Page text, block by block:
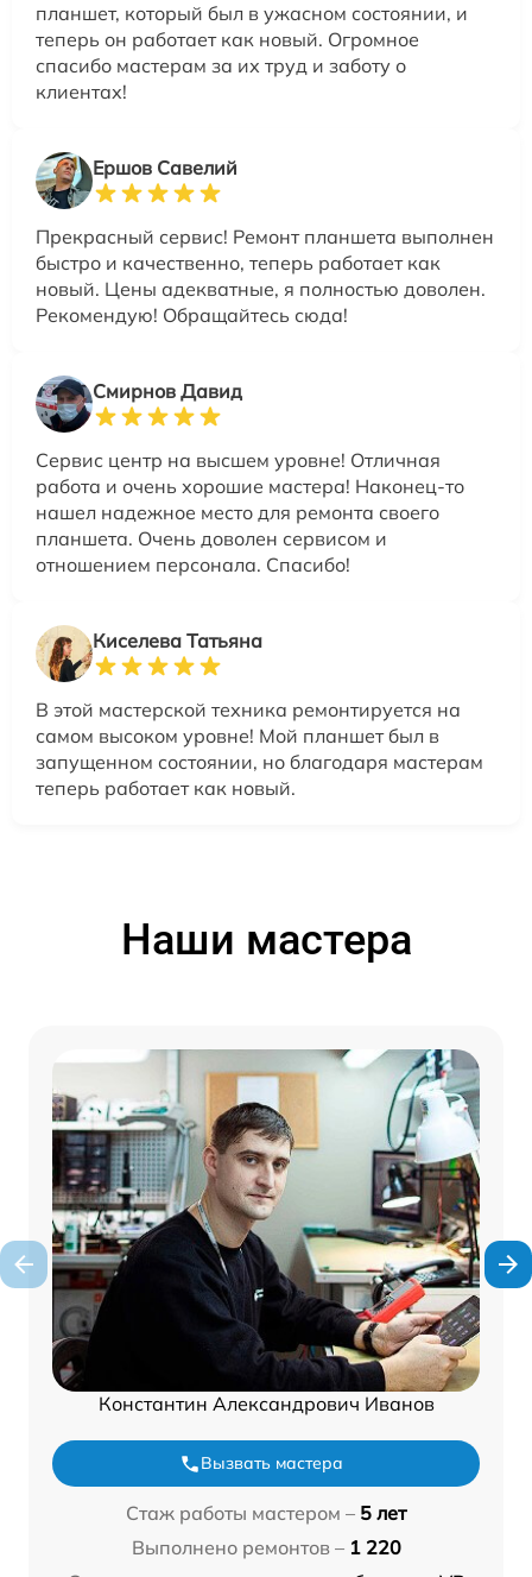
планшет, который был в ужасном состоянии, и
теперь он работает как новый. Огромное
спасибо мастерам за их труд и заботу о
клиентах!
Ершов Савелий
Прекрасный сервис! Ремонт планшета выполнен
быстро и качественно, теперь работает как
новый. Цены адекватные, я полностью доволен.
Рекомендую! Обращайтесь сюда!
Смирнов Давид
Сервис центр на высшем уровне! Отличная
работа и очень хорошие мастера! Наконец-то
нашел надежное место для ремонта своего
планшета. Очень доволен сервисом и
отношением персонала. Спасибо!
Киселева Татьяна
В этой мастерской техника ремонтируется на
самом высоком уровне! Мой планшет был в
запущенном состоянии, но благодаря мастерам
теперь работает как новый.
Наши мастера
Константин Александрович Иванов
Вызвать мастера
Стаж работы мастером – 5 лет
Выполнено ремонтов – 1 220